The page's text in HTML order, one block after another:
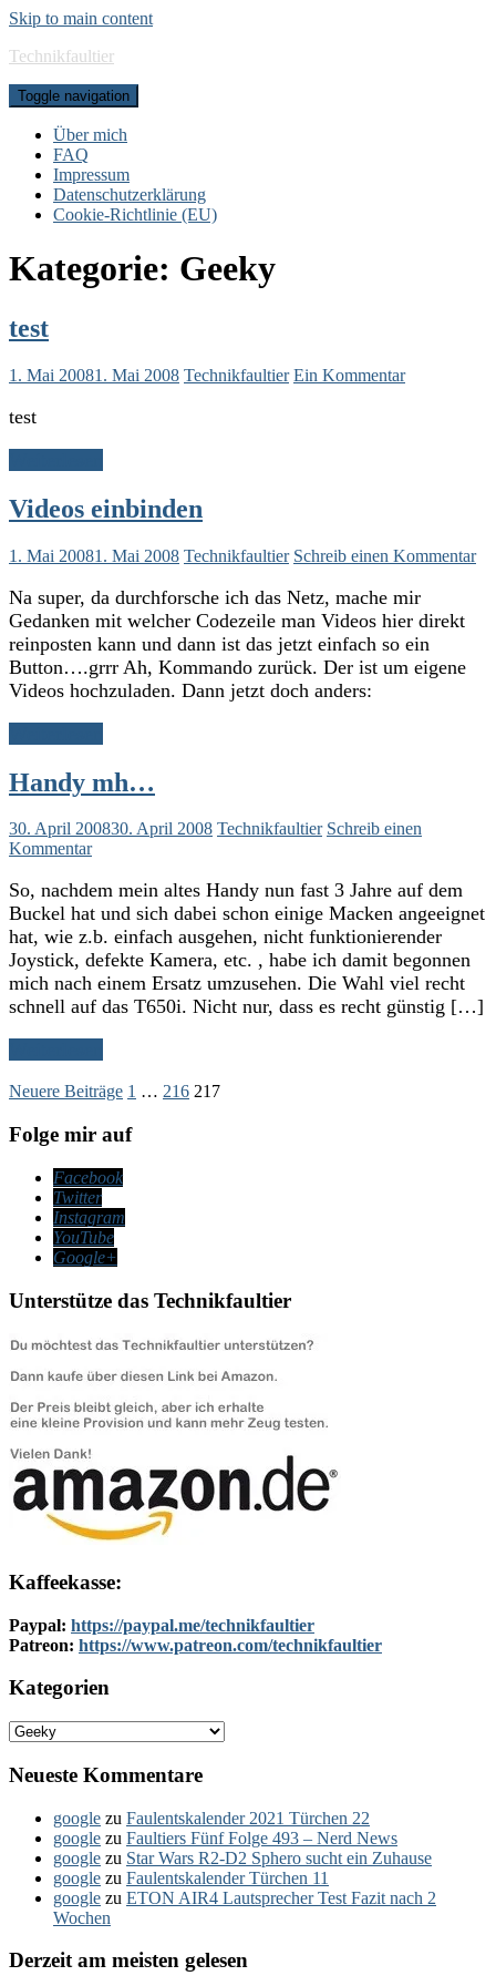
Skip to main content
Technikfaultier
Toggle navigation
Über mich
FAQ
Impressum
Datenschutzerklärung
Cookie-Richtlinie (EU)
Kategorie: Geeky
test
1. Mai 20081. Mai 2008 Technikfaultier Ein Kommentar
test
Videos einbinden
1. Mai 20081. Mai 2008 Technikfaultier Schreib einen Kommentar
Na super, da durchforsche ich das Netz, mache mir
Gedanken mit welcher Codezeile man Videos hier direkt
reinposten kann und dann ist das jetzt einfach so ein
Button….grrr Ah, Kommando zurück. Der ist um eigene
Videos hochzuladen. Dann jetzt doch anders:
Handy mh…
30. April 200830. April 2008 Technikfaultier Schreib einen
Kommentar
So, nachdem mein altes Handy nun fast 3 Jahre auf dem
Buckel hat und sich dabei schon einige Macken angeeignet
hat, wie z.b. einfach ausgehen, nicht funktionierender
Joystick, defekte Kamera, etc. , habe ich damit begonnen
mich nach einem Ersatz umzusehen. Die Wahl viel recht
schnell auf das T650i. Nicht nur, dass es recht günstig […]
Seitennummerierung
der
Beiträge
Neuere Beiträge 1 … 216 217
Folge mir auf
Facebook
Twitter
Instagram
YouTube
Google+
Unterstütze das Technikfaultier
Kaffeekasse:
Paypal: https://paypal.me/technikfaultier
Patreon: https://www.patreon.com/technikfaultier
Kategorien
Kategorien
Neueste Kommentare
google zu Faulentskalender 2021 Türchen 22
google zu Faultiers Fünf Folge 493 – Nerd News
google zu Star Wars R2-D2 Sphero sucht ein Zuhause
google zu Faulentskalender Türchen 11
google zu ETON AIR4 Lautsprecher Test Fazit nach 2
Wochen
Derzeit am meisten gelesen